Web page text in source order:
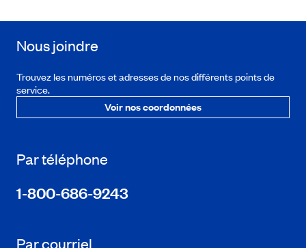
Nous joindre
Trouvez les numéros et adresses de nos différents points de
service.
Voir nos coordonnées
Par téléphone
1-800-686-9243
Par courriel